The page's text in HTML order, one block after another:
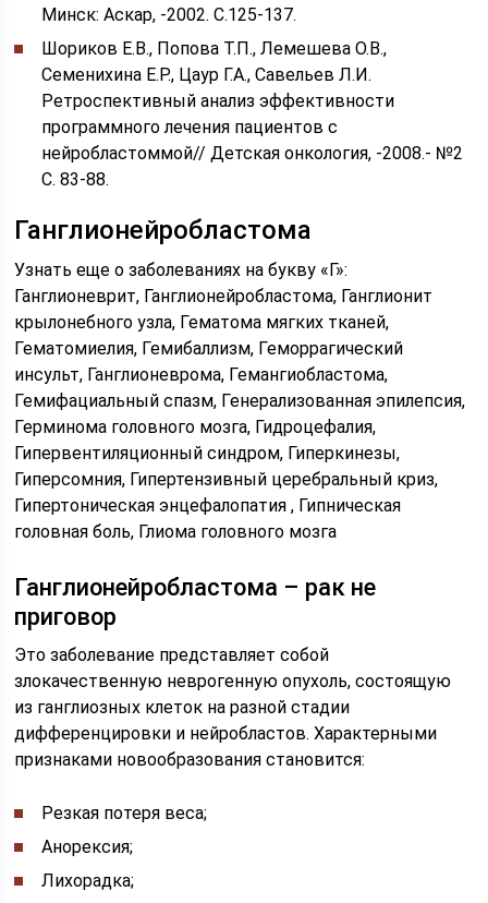
Минск: Аскар, -2002. С.125-137.
Шориков Е.В., Попова Т.П., Лемешева О.В.,
Семенихина Е.Р., Цаур Г.А., Савельев Л.И.
Ретроспективный анализ эффективности
программного лечения пациентов с
нейробластоммой// Детская онкология, -2008.- №2
С. 83-88.
Ганглионейробластома
Узнать еще о заболеваниях на букву «Г»:
Ганглионеврит, Ганглионейробластома, Ганглионит
крылонебного узла, Гематома мягких тканей,
Гематомиелия, Гемибаллизм, Геморрагический
инсульт, Ганглионеврома, Гемангиобластома,
Гемифациальный спазм, Генерализованная эпилепсия,
Герминома головного мозга, Гидроцефалия,
Гипервентиляционный синдром, Гиперкинезы,
Гиперсомния, Гипертензивный церебральный криз,
Гипертоническая энцефалопатия , Гипническая
головная боль, Глиома головного мозга
Ганглионейробластома – рак не
приговор
Это заболевание представляет собой
злокачественную неврогенную опухоль, состоящую
из ганглиозных клеток на разной стадии
дифференцировки и нейробластов. Характерными
признаками новообразования становится:
Резкая потеря веса;
Анорексия;
Лихорадка;